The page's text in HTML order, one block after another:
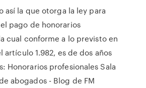
así la que otorga la ley para
pago de honorarios
cual conforme a lo previsto en
artículo 1.982, es de dos años
Honorarios profesionales Sala
abogados - Blog de FM